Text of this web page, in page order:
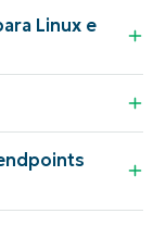
Linux e